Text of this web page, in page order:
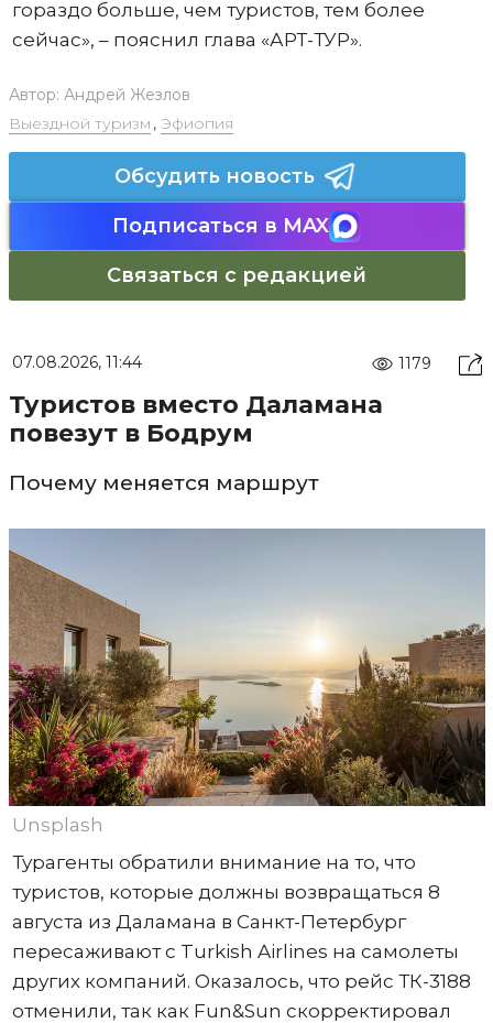
гораздо больше, чем туристов, тем более
сейчас», – пояснил глава «АРТ-ТУР».
Автор: Андрей Жезлов
Выездной туризм , Эфиопия
Обсудить новость
Подписаться в MAX
Связаться с редакцией
07.08.2026, 11:44 1179
Туристов вместо Даламана
повезут в Бодрум
Почему меняется маршрут
Unsplash
Турагенты обратили внимание на то, что
туристов, которые должны возвращаться 8
августа из Даламана в Санкт-Петербург
пересаживают с Turkish Airlines на самолеты
других компаний. Оказалось, что рейс ТК-3188
отменили, так как Fun&Sun скорректировал